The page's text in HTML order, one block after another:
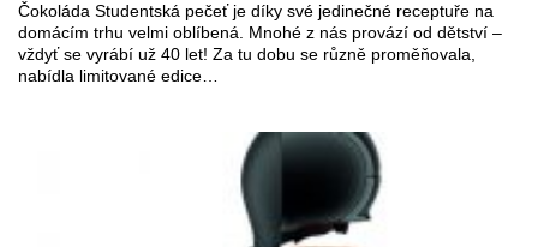
Čokoláda Studentská pečeť je díky své jedinečné receptuře na
domácím trhu velmi oblíbená. Mnohé z nás provází od dětství –
vždyť se vyrábí už 40 let! Za tu dobu se různě proměňovala,
nabídla limitované edice…